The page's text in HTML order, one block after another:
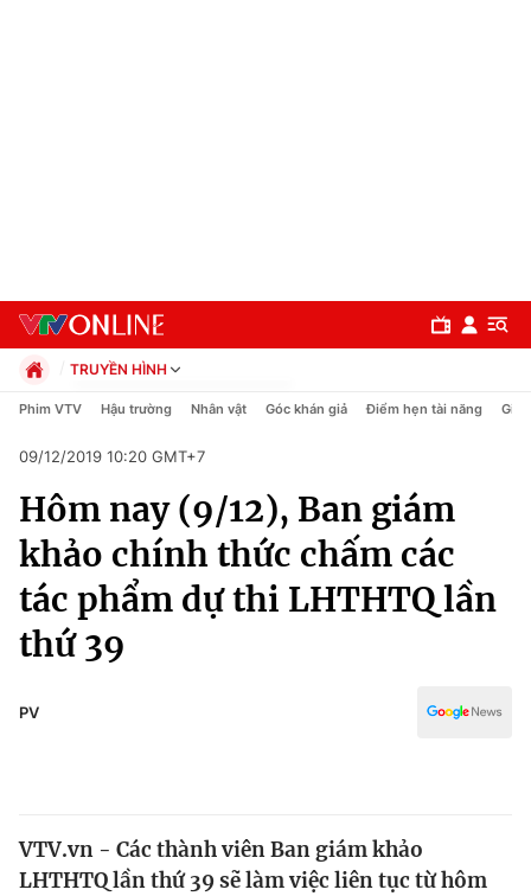
Chuyên mục
Chính trị
Xã hội
Tin tức
Kinh tế
TRUYỀN HÌNH
Chính trị
Pháp luật
Kinh tế
Thể thao
Truyền hình
Văn hóa - Giải trí
Y tế
Đời sống
Phim VTV Hậu trường Nhân vật Góc khán giả Điểm hẹn tài năng Giải
09/12/2019 10:20 GMT+7
Hôm nay (9/12), Ban giám
khảo chính thức chấm các
tác phẩm dự thi LHTHTQ lần
thứ 39
PV
VTV.vn - Các thành viên Ban giám khảo
LHTHTQ lần thứ 39 sẽ làm việc liên tục từ hôm